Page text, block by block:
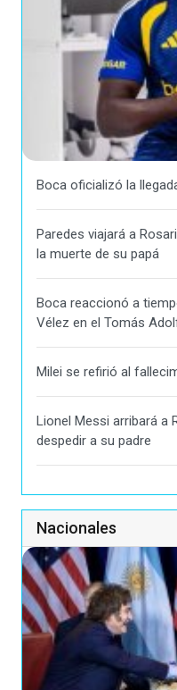
Boca oficializó la
Paredes viajará a
la muerte de su papá
Boca reaccionó a
Vélez en el Tomás
Milei se refirió al
Lionel Messi arribará a
despedir a su padre
Nacionales